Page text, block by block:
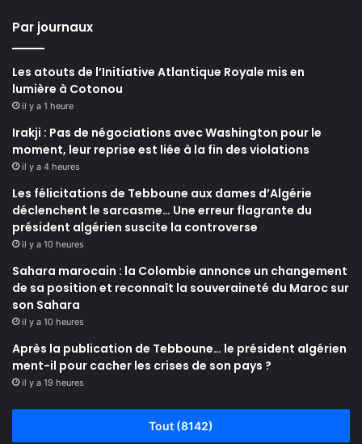
Par journaux
Les atouts de l’Initiative Atlantique Royale mis en
lumière à Cotonou
il y a 1 heure
Irakji : Pas de négociations avec Washington pour le
moment, leur reprise est liée à la fin des violations
il y a 4 heures
Les félicitations de Tebboune aux dames d’Algérie
déclenchent le sarcasme… Une erreur flagrante du
président algérien suscite la controverse
il y a 10 heures
Sahara marocain : la Colombie annonce un changement
de sa position et reconnaît la souveraineté du Maroc sur
son Sahara
il y a 10 heures
Après la publication de Tebboune… le président algérien
ment-il pour cacher les crises de son pays ?
il y a 19 heures
Tout (8142)